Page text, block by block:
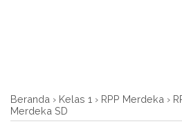
Beranda › Kelas 1 › RPP Merdeka ›
Merdeka SD